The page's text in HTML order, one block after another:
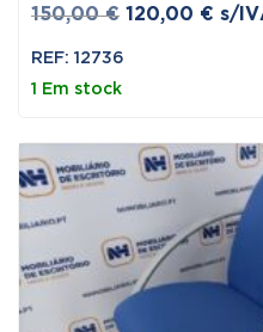
150,00€ O
120,00 € O
s/
REF: 12736
1 Em stock